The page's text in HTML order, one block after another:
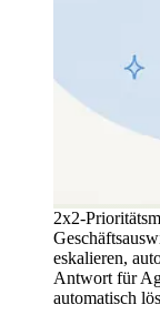
2x2-
eskalieren,
Antwort für
automatisch